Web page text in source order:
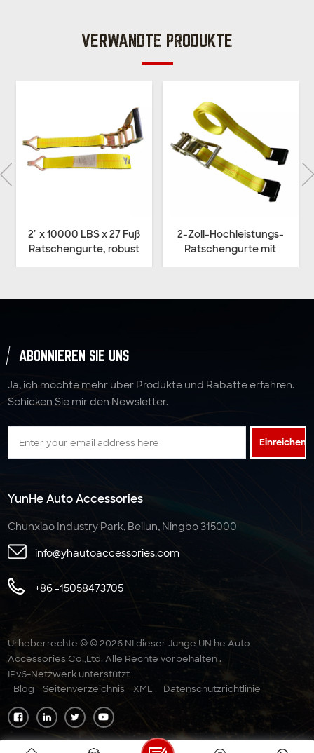
VERWANDTE PRODUKTE
2" x 10000 LBS x 27 Fuß
Ratschengurte, robust
2-Zoll-Hochleistungs-
Ratschengurte mit
ABONNIEREN SIE UNS
Ja, ich möchte mehr über Produkte und Rabatte erfahren.
Schicken Sie mir den Newsletter.
Einreichen
YunHe Auto Accessories
Chunxiao Industry Park, Beilun, Ningbo 315000
info@yhautoaccessories.com
+86 -15058473705
Urheberrechte © © 2026 NI dieser Junge UN he Auto
Accessories Co.,Ltd. Alle Rechte vorbehalten .
IPv6-Netzwerk unterstützt
Blog
Seitenverzeichnis XML Datenschutzrichtlinie